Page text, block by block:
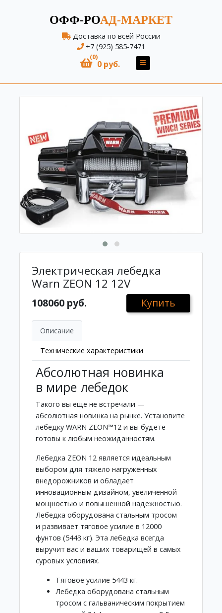
ОФФ-РОАД-МАРКЕТ
Доставка по всей России
+7 (925) 585-7471
(0)
0 руб.
Электрическая лебедка
Warn ZEON 12 12V
108060 руб. Купить
Описание
Технические характеристики
Абсолютная новинка
в мире лебедок
Такого вы еще не встречали —
абсолютная новинка на рынке. Установите
лебедку WARN ZEON™12 и вы будете
готовы к любым неожиданностям.
Лебедка ZEON 12 является идеальным
выбором для тяжело нагруженных
внедорожников и обладает
инновационным дизайном, увеличенной
мощностью и повышенной надежностью.
Лебедка оборудована стальным тросом
и развивает тяговое усилие в 12000
фунтов (5443 кг). Эта лебедка всегда
выручит вас и ваших товарищей в самых
суровых условиях.
Тяговое усилие 5443 кг.
Лебедка оборудована стальным
тросом с гальваническим покрытием